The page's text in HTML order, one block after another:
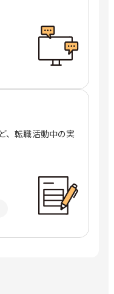
、転職活動中の実